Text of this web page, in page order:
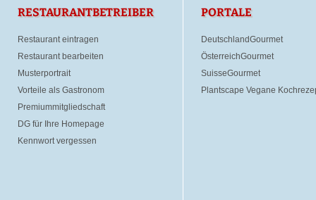
RESTAURANTBETREIBER
Restaurant eintragen
Restaurant bearbeiten
Musterportrait
Vorteile als Gastronom
Premiummitgliedschaft
DG für Ihre Homepage
Kennwort vergessen
PORTALE
DeutschlandGourmet
ÖsterreichGourmet
SuisseGourmet
Plantscape Vegane